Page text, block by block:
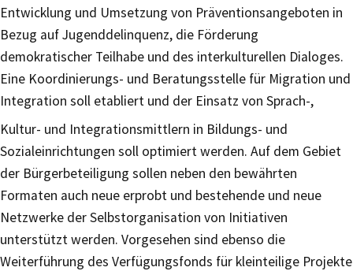
Entwicklung und Umsetzung von Präventionsangeboten in
Bezug auf Jugenddelinquenz, die Förderung
demokratischer Teilhabe und des interkulturellen Dialoges.
Eine Koordinierungs- und Beratungsstelle für Migration und
Integration soll etabliert und der Einsatz von Sprach-,
Kultur- und Integrationsmittlern in Bildungs- und
Sozialeinrichtungen soll optimiert werden. Auf dem Gebiet
der Bürgerbeteiligung sollen neben den bewährten
Formaten auch neue erprobt und bestehende und neue
Netzwerke der Selbstorganisation von Initiativen
unterstützt werden. Vorgesehen sind ebenso die
Weiterführung des Verfügungsfonds für kleinteilige Projekte